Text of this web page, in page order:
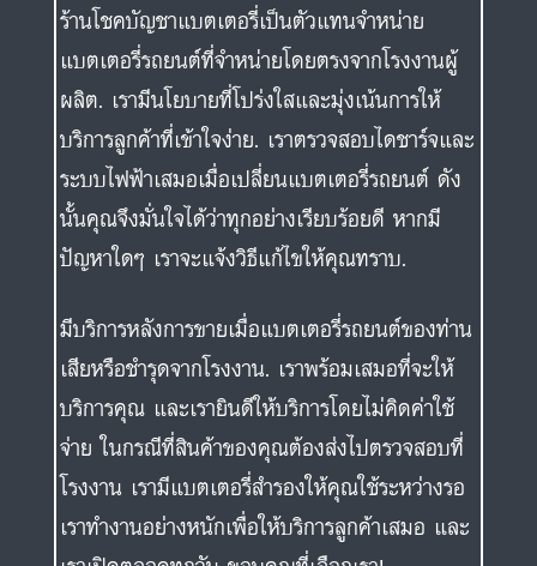
ร้านโชคบัญชาแบตเตอรี่เป็นตัวแทนจำหน่าย
แบตเตอรี่รถยนต์ที่จำหน่ายโดยตรงจากโรงงานผู้
ผลิต. เรามีนโยบายที่โปร่งใสและมุ่งเน้นการให้
บริการลูกค้าที่เข้าใจง่าย. เราตรวจสอบไดชาร์จและ
ระบบไฟฟ้าเสมอเมื่อเปลี่ยนแบตเตอรี่รถยนต์ ดัง
นั้นคุณจึงมั่นใจได้ว่าทุกอย่างเรียบร้อยดี หากมี
ปัญหาใดๆ เราจะแจ้งวิธีแก้ไขให้คุณทราบ.
มีบริการหลังการขายเมื่อแบตเตอรี่รถยนต์ของท่าน
เสียหรือชำรุดจากโรงงาน. เราพร้อมเสมอที่จะให้
บริการคุณ และเรายินดีให้บริการโดยไม่คิดค่าใช้
จ่าย ในกรณีที่สินค้าของคุณต้องส่งไปตรวจสอบที่
โรงงาน เรามีแบตเตอรี่สำรองให้คุณใช้ระหว่างรอ
เราทำงานอย่างหนักเพื่อให้บริการลูกค้าเสมอ และ